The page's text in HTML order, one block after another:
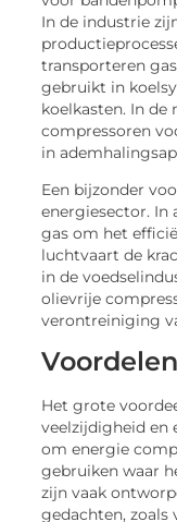
In de industrie
transporteren
gebruikt in
koelkasten. In de
compressoren
in
Een bijzonder
energiesector. In
gas om het
luchtvaart de
in de
olievrije
verontreiniging
Het grote
veelzijdigheid en
om energie
gebruiken waar
zijn vaak
gedachten, zoals